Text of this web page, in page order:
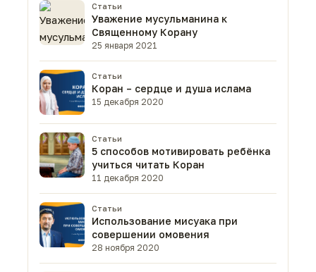
Статьи
Уважение мусульманина к
Священному Корану
25 января 2021
Статьи
Коран – сердце и душа ислама
15 декабря 2020
Статьи
5 способов мотивировать ребёнка
учиться читать Коран
11 декабря 2020
Статьи
Использование мисуака при
совершении омовения
28 ноября 2020